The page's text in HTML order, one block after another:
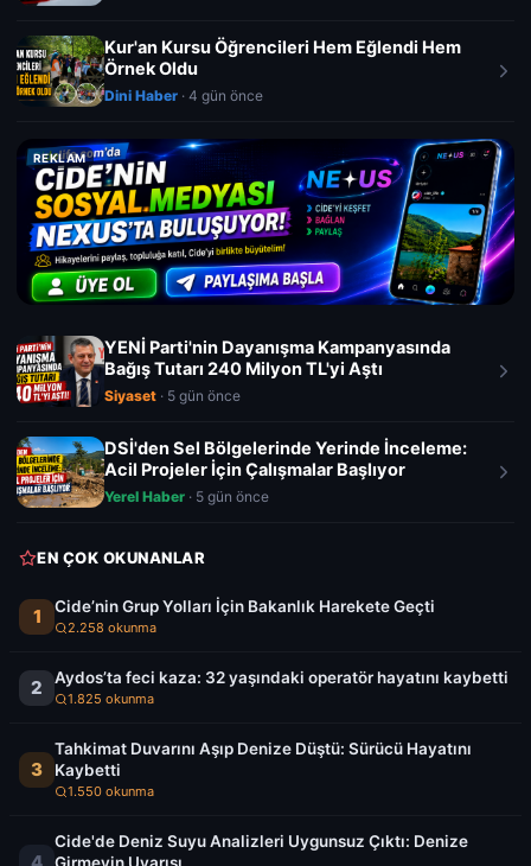
Kur'an Kursu Öğrencileri Hem Eğlendi Hem
Örnek Oldu
Dini Haber · 4 gün önce
REKLAM
YENİ Parti'nin Dayanışma Kampanyasında
Bağış Tutarı 240 Milyon TL'yi Aştı
Siyaset · 5 gün önce
DSİ'den Sel Bölgelerinde Yerinde İnceleme:
Acil Projeler İçin Çalışmalar Başlıyor
Yerel Haber · 5 gün önce
EN ÇOK OKUNANLAR
1 Cide’nin Grup Yolları İçin Bakanlık Harekete Geçti
2.258 okunma
2 Aydos’ta feci kaza: 32 yaşındaki operatör hayatını kaybetti
1.825 okunma
3
Tahkimat Duvarını Aşıp Denize Düştü: Sürücü Hayatını
Kaybetti
1.550 okunma
Cide'de Deniz Suyu Analizleri Uygunsuz Çıktı: Denize